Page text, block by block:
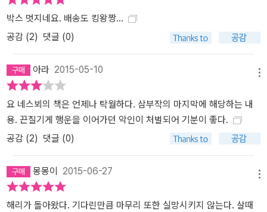
박스 멋지네요. 배송도 킹왕짱...
공감 (2) 댓글 (0)
아라 2015-05-10
요 네스뵈의 책은 언제나 탁월하다. 삼부작의 마지막에 해당하는 내
용. 끈질기게 행운을 이어가던 악인이 처벌되어 기분이 좋다.
공감 (2) 댓글 (0)
몽몽이 2015-06-27
해리가 돌아왔다. 기다린만큼 마무리 또한 실망시키지 않는다. 살때